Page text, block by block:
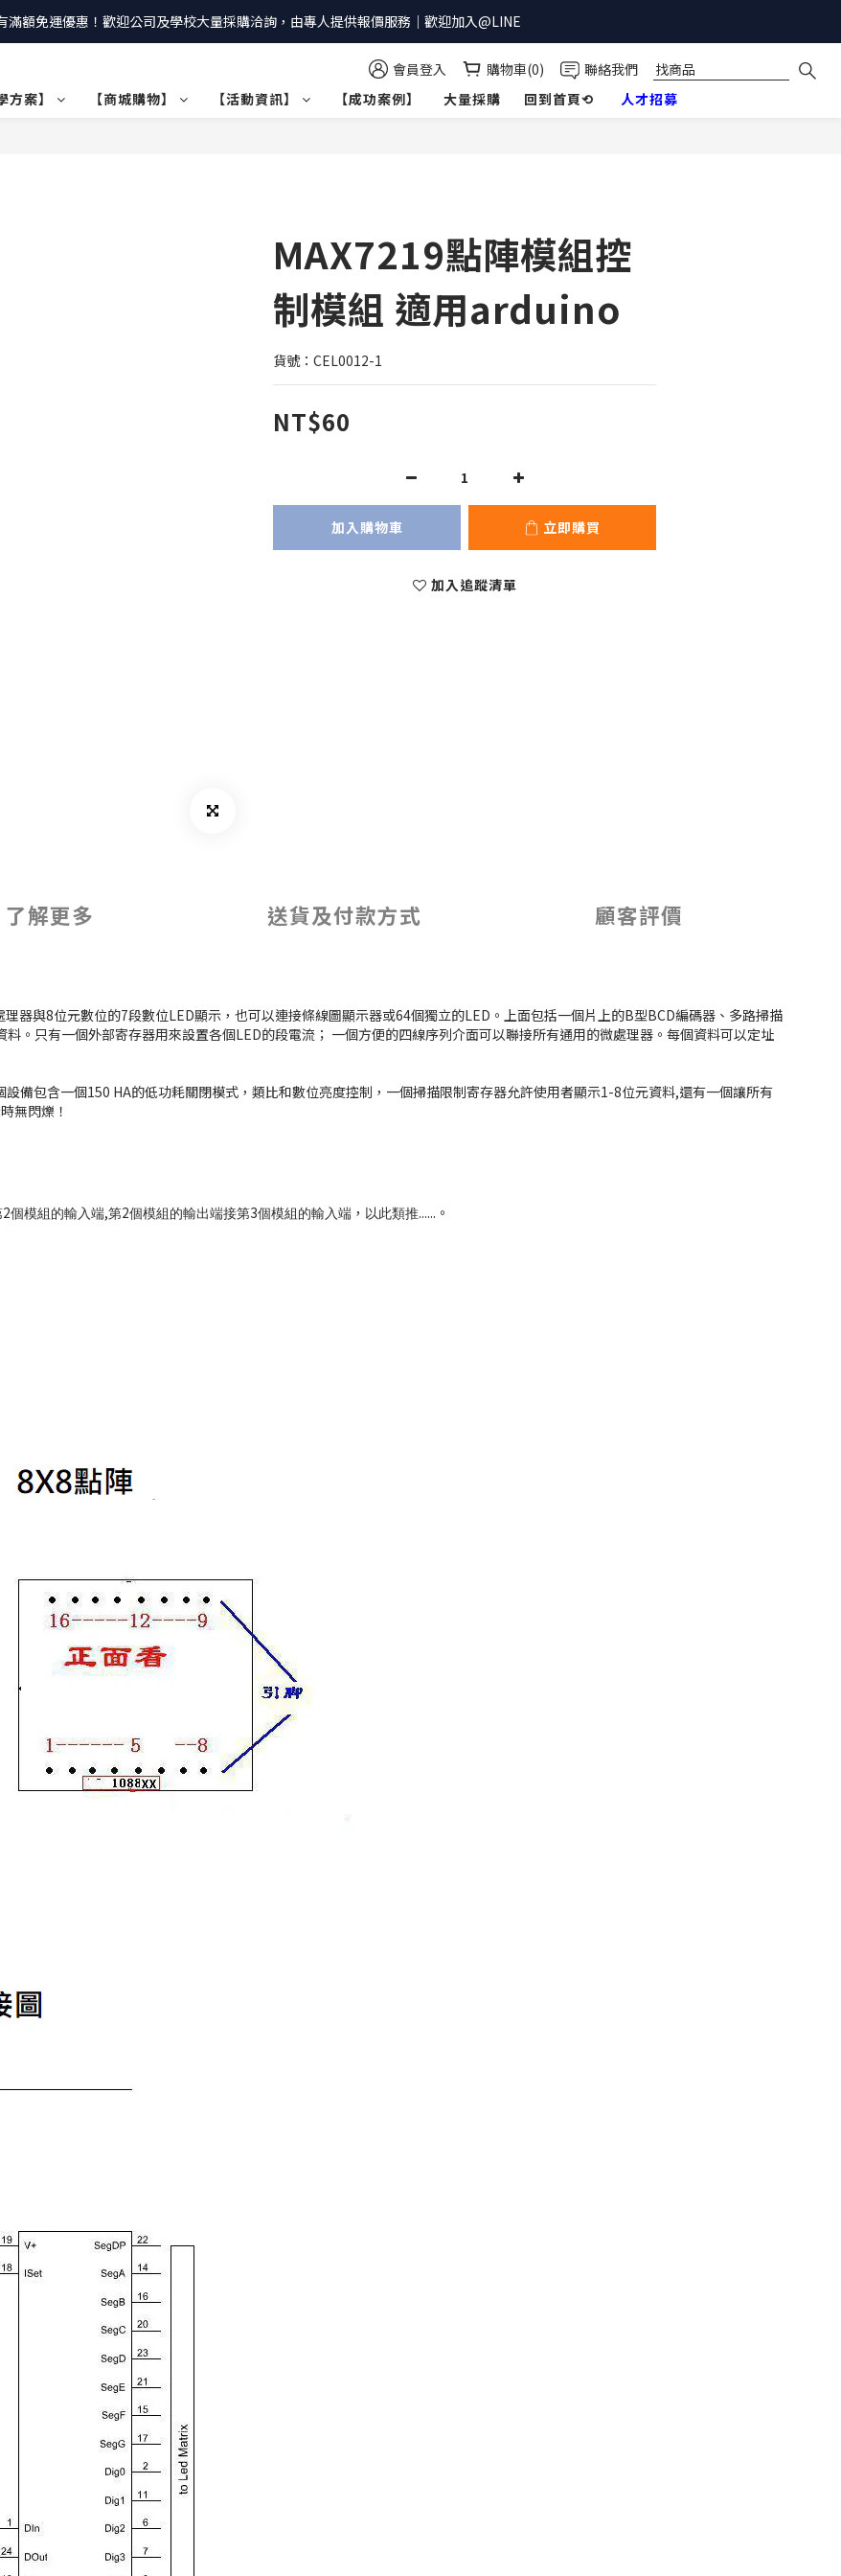
滿額免運優惠！歡迎公司及學校大量採購洽詢，由專人提供報價服務｜歡迎加入@LINE
會員登入 購物車(0)
聯絡我們
方案】 【商城購物】 【活動資訊】 【成功案例】 大量採購 回到首頁⟲ 人才招募
MAX7219點陣模組控
制模組 適用arduino
貨號：CEL0012-1
NT$60
加入購物車 立即購買
加入追蹤清單
了解更多 送貨及付款方式 顧客評價
器與8位元數位的7段數位LED顯示，也可以連接條線圖顯示器或64個獨立的LED。上面包括一個片上的B型BCD編碼器、多路掃描
。只有一個外部寄存器用來設置各個LED的段電流； 一個方便的四線序列介面可以聯接所有通用的微處理器。每個資料可以定址
備包含一個150 HA的低功耗關閉模式，類比和數位亮度控制，一個掃描限制寄存器允許使用者顯示1-8位元資料,還有一個讓所有
無閃爍！
2個模組 的輸入端,第2個模組的輸出端接第3個模組的輸入端 ， 以此類推......。